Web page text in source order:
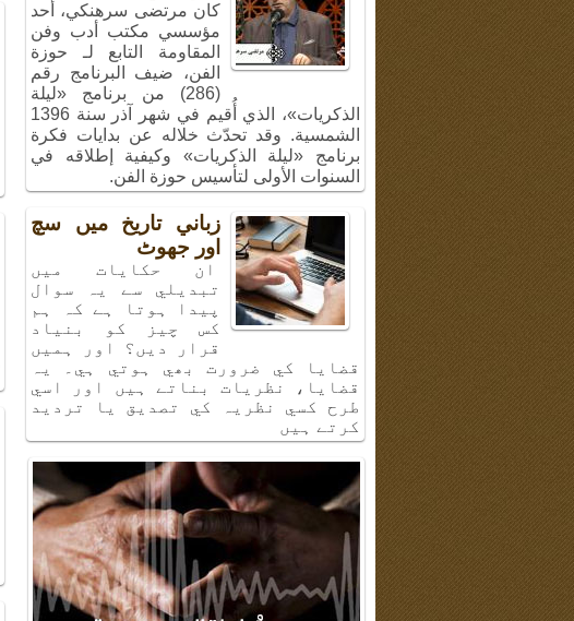
كان مرتضى سرهنكي، أحد
مؤسسي مكتب أدب وفن
المقاومة التابع لـ حوزة
الفن، ضيف البرنامج رقم
(286) من برنامج «ليلة
الذكريات»، الذي أُقيم في شهر آذر سنة 1396
الشمسية. وقد تحدّث خلاله عن بدايات فكرة
برنامج «ليلة الذكريات» وكيفية إطلاقه في
السنوات الأولى لتأسيس حوزة الفن.
زباني تاريخ ميں سچ
اور جھوٹ
ان حكايات ميں
تبديلي سے يہ سوال
پيدا ہوتا ہے كہ ہم
كس چيز كو بنياد
قرار ديں؟ اور ہميں
قضايا كي ضرورت بھي ہوتي ہي۔ يہ
قضايا، نظريات بناتے ہيں اور اسي
طرح كسي نظريہ كي تصديق يا ترديد
كرتے ہيں